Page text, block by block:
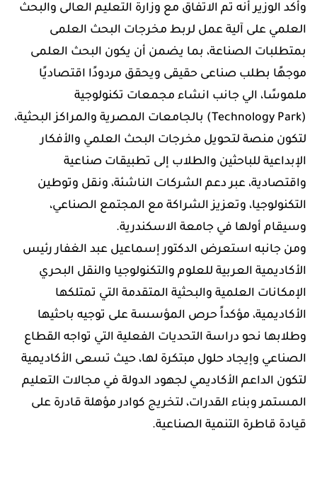
وأكد الوزير أنه تم الاتفاق مع وزارة التعليم العالى والبحث
العلمي على آلية عمل لربط مخرجات البحث العلمى
بمتطلبات الصناعة، بما يضمن أن يكون البحث العلمى
موجهًا بطلب صناعى حقيقى ويحقق مردودًا اقتصاديًا
ملموسًا، الي جانب انشاء مجمعات تكنولوجية
(Technology Park) بالجامعات المصرية والمراكز البحثية،
لتكون منصة لتحويل مخرجات البحث العلمي والأفكار
الإبداعية للباحثين والطلاب إلى تطبيقات صناعية
واقتصادية، عبر دعم الشركات الناشئة، ونقل وتوطين
التكنولوجيا، وتعزيز الشراكة مع المجتمع الصناعي،
وسيقام أولها في جامعة الاسكندرية.
ومن جانبه استعرض الدكتور إسماعيل عبد الغفار رئيس
الأكاديمية العربية للعلوم والتكنولوجيا والنقل البحري
الإمكانات العلمية والبحثية المتقدمة التي تمتلكها
الأكاديمية، مؤكداً حرص المؤسسة على توجيه باحثيها
وطلابها نحو دراسة التحديات الفعلية التي تواجه القطاع
الصناعي وإيجاد حلول مبتكرة لها، حيث تسعى الأكاديمية
لتكون الداعم الأكاديمي لجهود الدولة في مجالات التعليم
المستمر وبناء القدرات، لتخريج كوادر مؤهلة قادرة على
قيادة قاطرة التنمية الصناعية.